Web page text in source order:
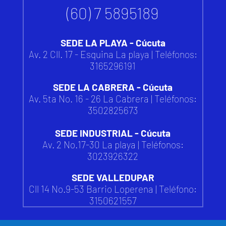
(60) 7 5895189
SEDE LA PLAYA - Cúcuta
Av. 2 Cll. 17 - Esquina La playa | Teléfonos:
3165296191
SEDE LA CABRERA - Cúcuta
Av. 5ta No. 16 - 26 La Cabrera | Teléfonos:
3502825673
SEDE INDUSTRIAL - Cúcuta
Av. 2 No.17-30 La playa | Teléfonos:
3023926322
SEDE VALLEDUPAR
Cll 14 No.9-53 Barrio Loperena | Teléfono:
3150621557